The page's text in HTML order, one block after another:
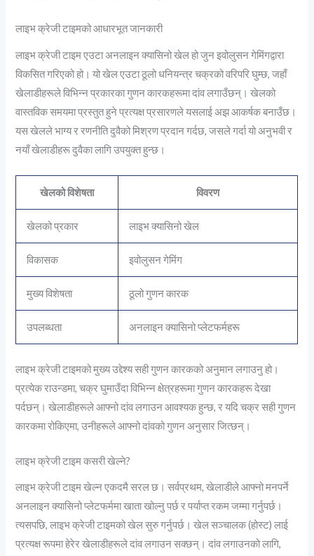
लाइभ क्रेजी टाइमको आधारभूत जानकारी
लाइभ क्रेजी टाइम एउटा अनलाइन क्यासिनो खेल हो जुन इवोलुसन गेमिंगद्वारा
विकसित गरिएको हो। यो खेल एउटा ठूलो धनियन्त्र चक्रको वरिपरि घुम्छ, जहाँ
खेलाडीहरूले विभिन्न प्रकारका गुणन कारकहरूमा दांव लगाउँछन्। खेलको
वास्तविक समयमा प्रस्तुत हुने प्रत्यक्ष प्रसारणले यसलाई अझ आकर्षक बनाउँछ।
यस खेलले भाग्य र रणनीति दुवैको मिश्रण प्रदान गर्दछ, जसले गर्दा यो अनुभवी र
नयाँ खेलाडीहरू दुवैका लागि उपयुक्त हुन्छ।
खेलको विशेषता विवरण
खेलको प्रकार लाइभ क्यासिनो खेल
विकासक इवोलुसन गेमिंग
मुख्य विशेषता ठूलो गुणन कारक
उपलब्धता अनलाइन क्यासिनो प्लेटफर्महरू
लाइभ क्रेजी टाइमको मुख्य उद्देश्य सही गुणन कारकको अनुमान लगाउनु हो।
प्रत्येक राउन्डमा, चक्र घुमाउँदा विभिन्न क्षेत्रहरूमा गुणन कारकहरू देखा
पर्दछन्। खेलाडीहरूले आफ्नो दांव लगाउन आवश्यक हुन्छ, र यदि चक्र सही गुणन
कारकमा रोकिएमा, उनीहरूले आफ्नो दांवको गुणन अनुसार जित्छन्।
लाइभ क्रेजी टाइम कसरी खेल्ने?
लाइभ क्रेजी टाइम खेल्न एकदमै सरल छ। सर्वप्रथम, खेलाडीले आफ्नो मनपर्ने
अनलाइन क्यासिनो प्लेटफर्ममा खाता खोल्नु पर्छ र पर्याप्त रकम जम्मा गर्नुपर्छ।
त्यसपछि, लाइभ क्रेजी टाइमको खेल सुरु गर्नुपर्छ। खेल सञ्चालक (होस्ट) लाई
प्रत्यक्ष रूपमा हेरेर खेलाडीहरूले दांव लगाउन सक्छन्। दांव लगाउनको लागि,